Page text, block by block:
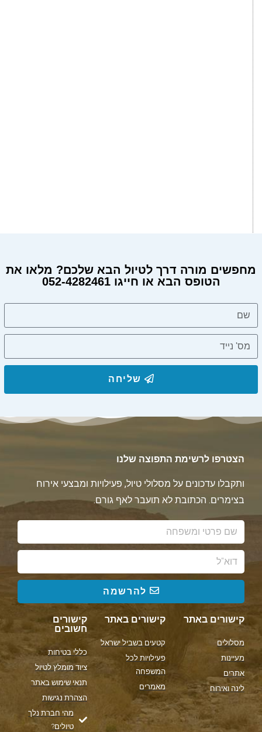
מחפשים מורה דרך לטיול הבא שלכם? מלאו את
הטופס הבא או חייגו 052-4282461
שליחה
הצטרפו לרשימת התפוצה שלנו
ותקבלו עדכונים על מסלולי טיול, פעילויות ומבצעי אירוח
בצימרים. הכתובת לא תועבר לאף גורם.
להרשמה
קישורים באתר
מסלולים
מעיינות
אתרים
לינה ואירוח
קישורים באתר
קטעים בשביל ישראל
פעילויות לכל
המשפחה
מאמרים
קישורים
חשובים
כללי בטיחות
ציוד מומלץ לטיול
תנאי שימוש באתר
הצהרת נגישות
מהי חברת נלך
טיולים?